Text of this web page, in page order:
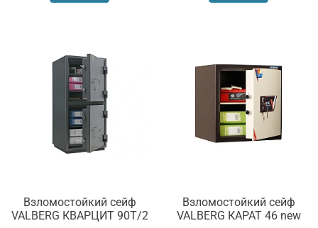
Взломостойкий сейф
VALBERG КВАРЦИТ 90Т/2
Взломостойкий сейф
VALBERG КАРАТ 46 new